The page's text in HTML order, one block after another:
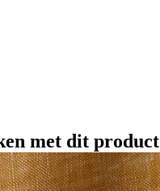
met dit product